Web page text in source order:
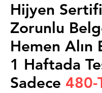
Hijyen
Zorunlu
Hemen Alın
1 Haftada
Sadece 480-